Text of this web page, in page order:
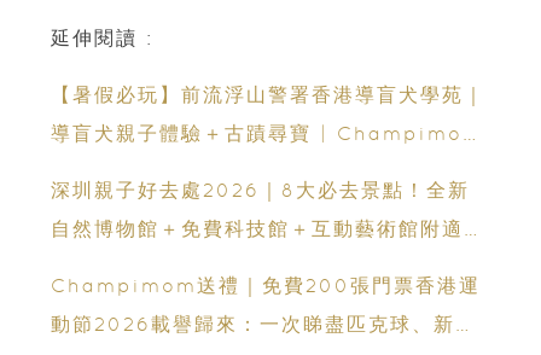
延伸閱讀 :
【暑假必玩】前流浮山警署香港導盲犬學苑｜
導盲犬親子體驗＋古蹟尋寶 | Champimom
深圳親子好去處2026｜8大必去景點！全新
自然博物館＋免費科技館＋互動藝術館附適合
Champimom送禮｜免費200張門票香港運
動節2026載譽歸來：一次睇盡匹克球、新興